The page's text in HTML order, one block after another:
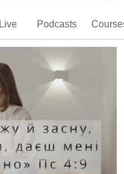
Live Podcasts